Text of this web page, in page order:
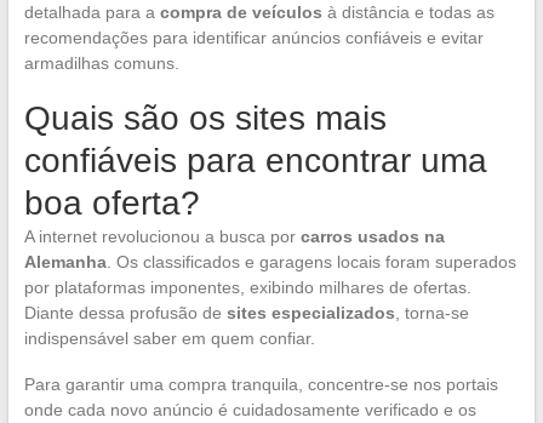
detalhada para a compra de veículos à distância e todas as
recomendações para identificar anúncios confiáveis e evitar
armadilhas comuns.
Quais são os sites mais
confiáveis para encontrar uma
boa oferta?
A internet revolucionou a busca por carros usados na
Alemanha. Os classificados e garagens locais foram superados
por plataformas imponentes, exibindo milhares de ofertas.
Diante dessa profusão de sites especializados , torna-se
indispensável saber em quem confiar.
Para garantir uma compra tranquila, concentre-se nos portais
onde cada novo anúncio é cuidadosamente verificado e os